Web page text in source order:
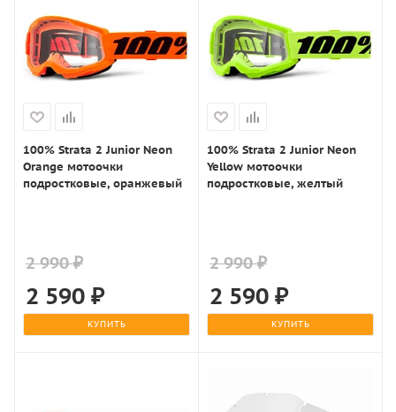
100% Strata 2 Junior Neon
Orange мотоочки
подростковые, оранжевый
2 990 ₽
2 590 ₽
КУПИТЬ
100% Strata 2 Junior Neon
Yellow мотоочки
подростковые, желтый
2 990 ₽
2 590 ₽
КУПИТЬ